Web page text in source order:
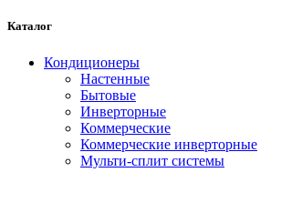
Каталог
Кондиционеры
Настенные
Бытовые
Инверторные
Коммерческие
Коммерческие инверторные
Мульти-сплит системы